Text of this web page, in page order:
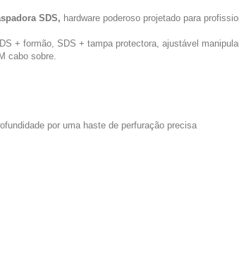
SDS, hardware poderoso projetado para
+ formão, SDS + tampa protectora, ajustável
cabo sobre.
por uma haste de perfuração precisa